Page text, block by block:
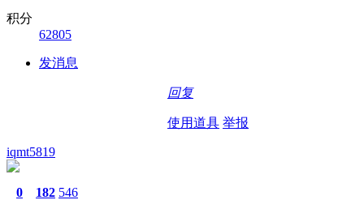
积分
62805
发消息
回复
使用道具 举报
iqmt5819
0 182 546